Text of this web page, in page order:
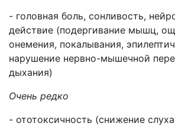
- головная боль, сонливость,
действие (подергивание мышц,
онемения, покалывания,
нарушение нервно-мышечной
дыхания)
Очень редко
- ототоксичность (снижение